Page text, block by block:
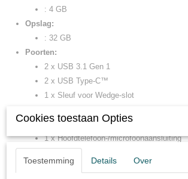
: 4 GB
Opslag:
: 32 GB
Poorten:
2 x USB 3.1 Gen 1
2 x USB Type-C™
1 x Sleuf voor Wedge-slot
1 x Micro SD-geheugenkaartlezer
1 x Hoofdtelefoon-/microfoonaansluiting
Optisch station:
Cookies toestaan Opties
Toestemming Details Over